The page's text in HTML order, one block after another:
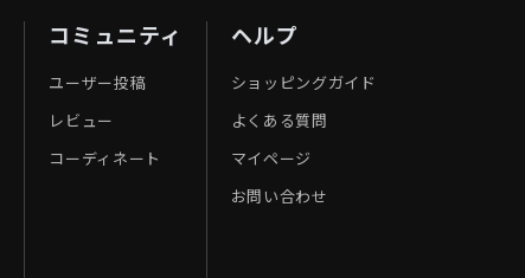
コミュニティ
ユーザー投稿
レビュー
コーディネート
ヘルプ
ショッピングガイド
よくある質問
マイページ
お問い合わせ